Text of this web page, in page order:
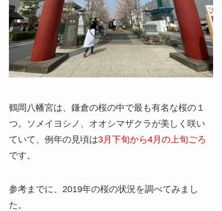
鶴岡八幡宮は、鎌倉の桜の中で最も有名な桜の１
つ。ソメイヨシノ、オオシマザクラが美しく咲い
ていて、例年の見頃は3月下旬から4月の上旬ごろ
です。
参考までに、2019年の桜の状況を調べてみまし
た。